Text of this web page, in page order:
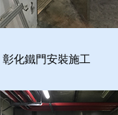
彰化鐵門安裝施工